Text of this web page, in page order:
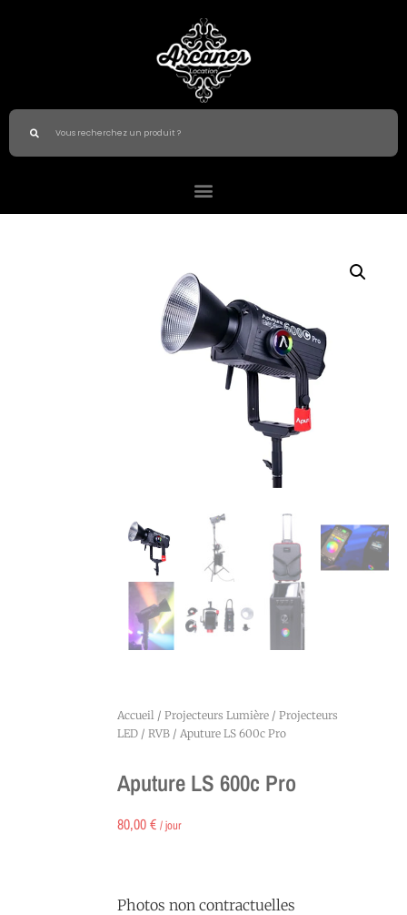
Accueil / Projecteurs Lumière / Projecteurs
LED / RVB / Aputure LS 600c Pro
Aputure LS 600c Pro
80,00€ / jour
Photos non contractuelles